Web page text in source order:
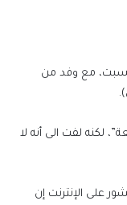
مع وفد من
لكنه لفت الى أنه لا
على الإنترنت إن